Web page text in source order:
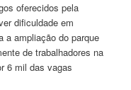
oferecidos pela
dificuldade em
a ampliação do parque
de trabalhadores na
6 mil das vagas